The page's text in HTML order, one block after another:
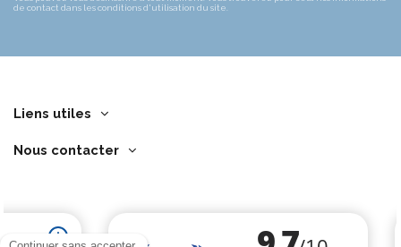
de contact dans les conditions d'utilisation du site.
Liens utiles
Nous contacter